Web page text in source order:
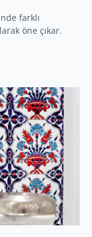
farklı
öne çıkar.